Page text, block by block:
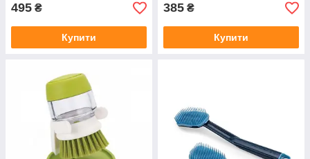
495 ₴
Купити
385 ₴
Купити